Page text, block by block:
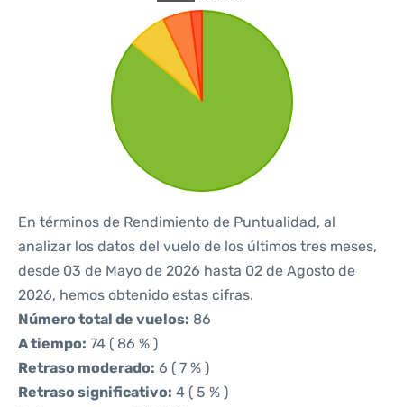
En términos de Rendimiento de Puntualidad, al
analizar los datos del vuelo de los últimos tres meses,
desde 03 de Mayo de 2026 hasta 02 de Agosto de
2026, hemos obtenido estas cifras.
Número total de vuelos: 86
A tiempo: 74 ( 86 % )
Retraso moderado: 6 ( 7 % )
Retraso significativo: 4 ( 5 % )